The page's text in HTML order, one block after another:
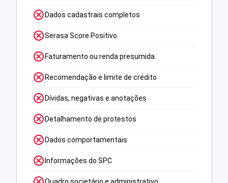
Dados cadastrais completos
Serasa Score Positivo
Faturamento ou renda presumida
Recomendação e limite de crédito
Dívidas, negativas e anotações
Detalhamento de protestos
Dados comportamentais
Informações do SPC